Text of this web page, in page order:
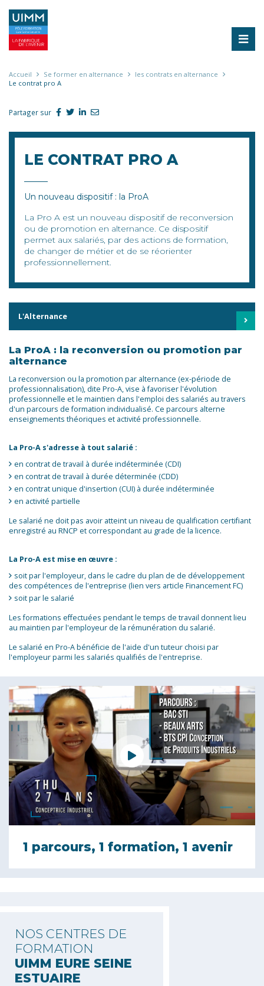
contenu
principal
Fil
d'Ariane
Accueil Se former en alternance
les contrats en alternance
Le contrat pro A
LE CONTRAT PRO A
Un nouveau dispositif : la ProA
La Pro A est un nouveau dispositif de reconversion
ou de promotion en alternance. Ce dispositif
permet aux salariés, par des actions de formation,
de changer de métier et de se réorienter
professionnellement.
Partager sur
L'Alternance
La ProA : la reconversion ou promotion par
alternance
La reconversion ou la promotion par alternance (ex-période de
professionnalisation), dite Pro-A, vise à favoriser l'évolution
professionnelle et le maintien dans l'emploi des salariés au travers
d'un parcours de formation individualisé. Ce parcours alterne
enseignements théoriques et activité professionnelle.
La Pro-A s'adresse à tout salarié :
en contrat de travail à durée indéterminée (CDI)
en contrat de travail à durée déterminée (CDD)
en contrat unique d'insertion (CUI) à durée indéterminée
en activité partielle
Le salarié ne doit pas avoir atteint un niveau de qualification certifiant
enregistré au RNCP et correspondant au grade de la licence.
La Pro-A est mise en œuvre :
soit par l'employeur, dans le cadre du plan de de développement
des compétences de l'entreprise (lien vers article Financement FC)
soit par le salarié
Les formations effectuées pendant le temps de travail donnent lieu
au maintien par l'employeur de la rémunération du salarié.
Le salarié en Pro-A bénéficie de l'aide d'un tuteur choisi par
l'employeur parmi les salariés qualifiés de l'entreprise.
1 parcours, 1 formation, 1 avenir
NOS CENTRES DE
FORMATION
UIMM EURE SEINE
ESTUAIRE